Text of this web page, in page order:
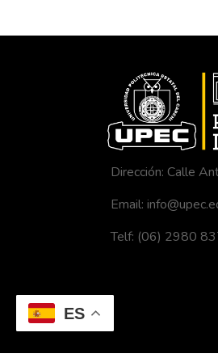
ES
Dirección: Calle
Email:
Telf: (06) 2980